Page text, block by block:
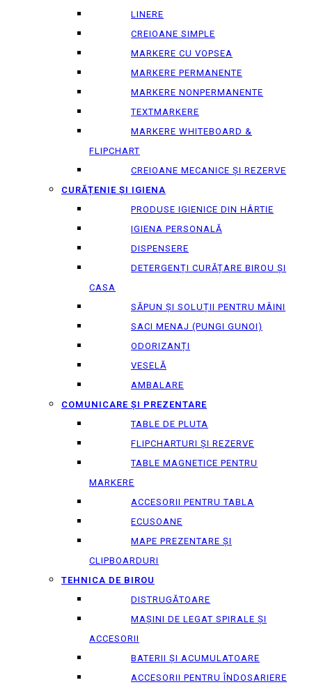
LINERE
CREIOANE SIMPLE
MARKERE CU VOPSEA
MARKERE PERMANENTE
MARKERE NONPERMANENTE
TEXTMARKERE
MARKERE WHITEBOARD &
FLIPCHART
CREIOANE MECANICE ȘI REZERVE
CURĂȚENIE ȘI IGIENA
PRODUSE IGIENICE DIN HÂRTIE
IGIENA PERSONALĂ
DISPENSERE
DETERGENȚI CURĂȚARE BIROU ȘI
CASA
SĂPUN ȘI SOLUȚII PENTRU MÂINI
SACI MENAJ (PUNGI GUNOI)
ODORIZANȚI
VESELĂ
AMBALARE
COMUNICARE ȘI PREZENTARE
TABLE DE PLUTA
FLIPCHARTURI ȘI REZERVE
TABLE MAGNETICE PENTRU
MARKERE
ACCESORII PENTRU TABLA
ECUSOANE
MAPE PREZENTARE ȘI
CLIPBOARDURI
TEHNICA DE BIROU
DISTRUGĂTOARE
MAȘINI DE LEGAT SPIRALE ȘI
ACCESORII
BATERII ȘI ACUMULATOARE
ACCESORII PENTRU ÎNDOSARIERE